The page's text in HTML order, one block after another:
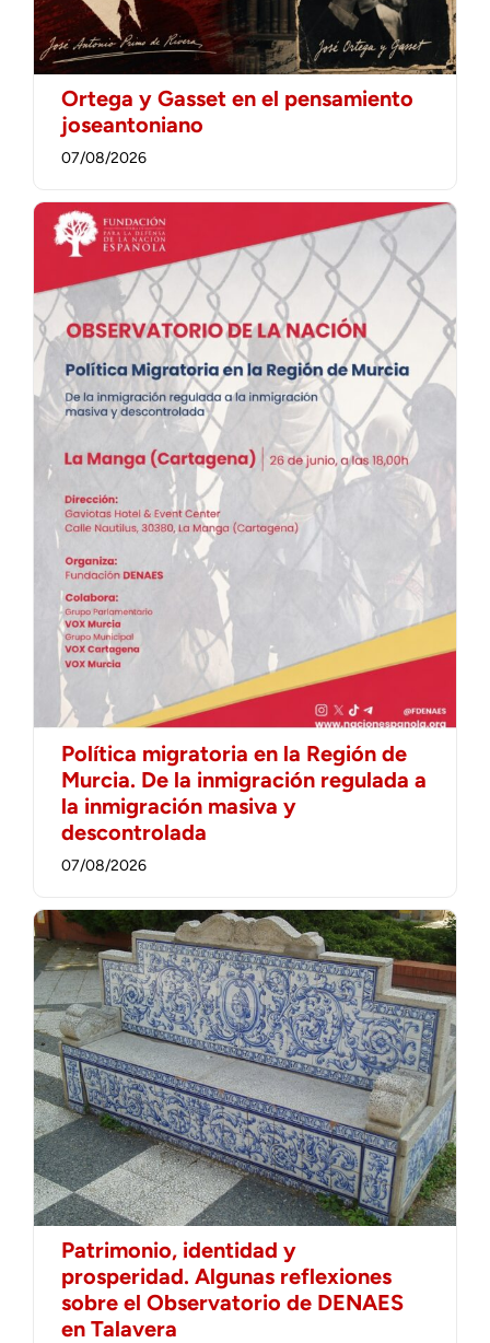
Ortega y Gasset en el pensamiento
joseantoniano
07/08/2026
Política migratoria en la Región de
Murcia. De la inmigración regulada a
la inmigración masiva y
descontrolada
07/08/2026
Patrimonio, identidad y
prosperidad. Algunas reflexiones
sobre el Observatorio de DENAES
en Talavera